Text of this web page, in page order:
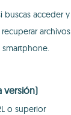
buscas acceder
versión)
o superior